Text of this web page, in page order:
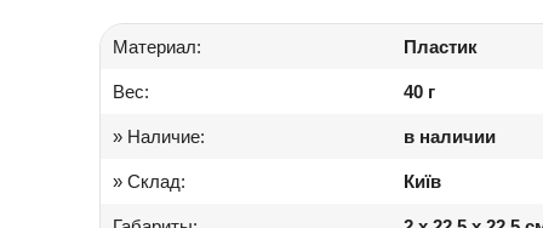
Материал: Пластик
Вес: 40 г
» Наличие: в наличии
» Склад: Київ